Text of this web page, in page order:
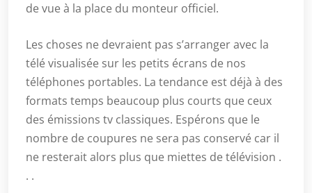
de vue à la place du monteur officiel.
Les choses ne devraient pas s’arranger avec la
télé visualisée sur les petits écrans de nos
téléphones portables. La tendance est déjà à des
formats temps beaucoup plus courts que ceux
des émissions tv classiques. Espérons que le
nombre de coupures ne sera pas conservé car il
ne resterait alors plus que miettes de télévision .
. .